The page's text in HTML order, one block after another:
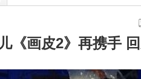
《画皮2》再携手